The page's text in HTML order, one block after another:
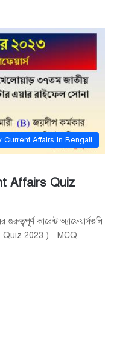
Current Affairs in Bengali
Affairs Quiz
কারেন্ট অ্যাফেয়ার্সগুলি
2023 ) । MCQ